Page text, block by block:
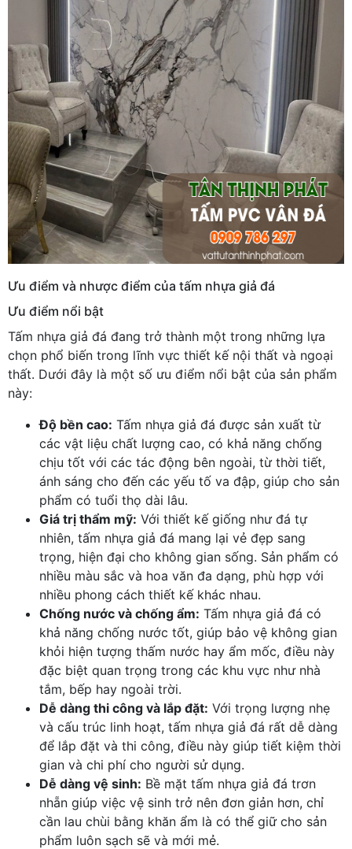
Ưu điểm và nhược điểm của tấm nhựa giả đá
Ưu điểm nổi bật
Tấm nhựa giả đá đang trở thành một trong những lựa
chọn phổ biến trong lĩnh vực thiết kế nội thất và ngoại
thất. Dưới đây là một số ưu điểm nổi bật của sản phẩm
này:
Độ bền cao: Tấm nhựa giả đá được sản xuất từ
các vật liệu chất lượng cao, có khả năng chống
chịu tốt với các tác động bên ngoài, từ thời tiết,
ánh sáng cho đến các yếu tố va đập, giúp cho sản
phẩm có tuổi thọ dài lâu.
Giá trị thẩm mỹ: Với thiết kế giống như đá tự
nhiên, tấm nhựa giả đá mang lại vẻ đẹp sang
trọng, hiện đại cho không gian sống. Sản phẩm có
nhiều màu sắc và hoa văn đa dạng, phù hợp với
nhiều phong cách thiết kế khác nhau.
Chống nước và chống ẩm: Tấm nhựa giả đá có
khả năng chống nước tốt, giúp bảo vệ không gian
khỏi hiện tượng thấm nước hay ẩm mốc, điều này
đặc biệt quan trọng trong các khu vực như nhà
tắm, bếp hay ngoài trời.
Dễ dàng thi công và lắp đặt: Với trọng lượng nhẹ
và cấu trúc linh hoạt, tấm nhựa giả đá rất dễ dàng
để lắp đặt và thi công, điều này giúp tiết kiệm thời
gian và chi phí cho người sử dụng.
Dễ dàng vệ sinh: Bề mặt tấm nhựa giả đá trơn
nhẵn giúp việc vệ sinh trở nên đơn giản hơn, chỉ
cần lau chùi bằng khăn ẩm là có thể giữ cho sản
phẩm luôn sạch sẽ và mới mẻ.